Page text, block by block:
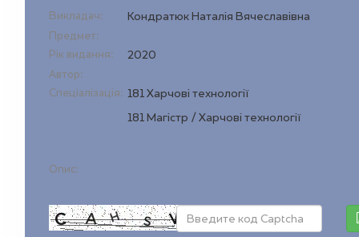
Викладач: Кондратюк Наталія Вячеславівна
Предмет:
Рік видання:
2020
Автор:
Спеціалізація: 181 Харчові технології
181 Магістр / Харчові технології
Опис: